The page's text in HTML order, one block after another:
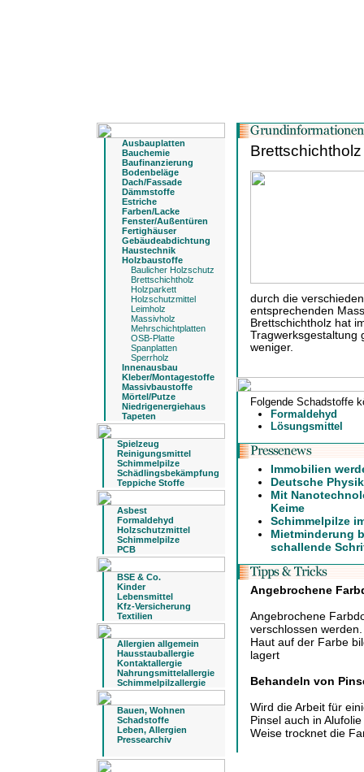
Ausbauplatten
Bauchemie
Baufinanzierung
Bodenbeläge
Dach/Fassade
Dämmstoffe
Estriche
Farben/Lacke
Fenster/Außentüren
Fertighäuser
Gebäudeabdichtung
Haustechnik
Holzbaustoffe
Baulicher Holzschutz
Brettschichtholz
Holzparkett
Holzschutzmittel
Leimholz
Massivholz
Mehrschichtplatten
OSB-Platte
Spanplatten
Sperrholz
Innenausbau
Kleber/Montagestoffe
Massivbaustoffe
Mörtel/Putze
Niedrigenergiehaus
Tapeten
Spielzeug
Reinigungsmittel
Schimmelpilze
Schädlingsbekämpfung
Teppiche Stoffe
Asbest
Formaldehyd
Holzschutzmittel
Schimmelpilze
PCB
BSE & Co.
Kinder
Lebensmittel
Kfz-Versicherung
Textilien
Allergien allgemein
Hausstauballergie
Kontaktallergie
Nahrungsmittelallergie
Schimmelpilzallergie
Bauen, Wohnen
Schadstoffe
Leben, Allergien
Pressearchiv
Brettschichtholz
durch die
entsprechenden
Brettschichtholz hat
Tragwerksgestaltung
weniger.
Folgende Schadstoffe
Formaldehyd
Lösungsmittel
Immobilien
Deutsche
Mit
Keime
Schimmelpilze
Mietminderung
schallende
Angebrochene
Angebrochene
verschlossen
Haut auf der Farbe
lagert
Behandeln von
Wird die Arbeit für
Pinsel auch in
Weise trocknet die